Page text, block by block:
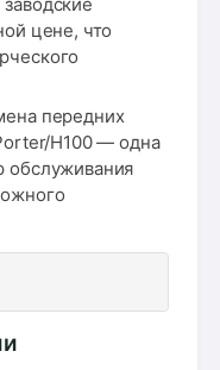
цене, что
передних
H100 — одна
обслуживания